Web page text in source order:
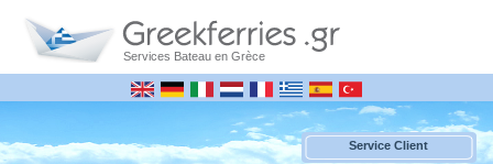
Services Bateau en Grèce
Service Client